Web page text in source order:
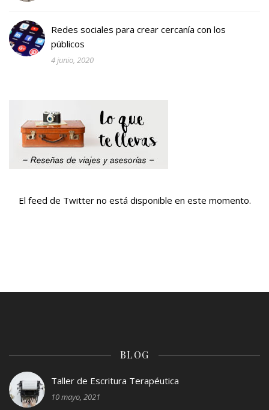
Redes sociales para crear cercanía con los
públicos
4 junio, 2020
El feed de Twitter no está disponible en este momento.
BLOG
Taller de Escritura Terapéutica
10 mayo, 2021